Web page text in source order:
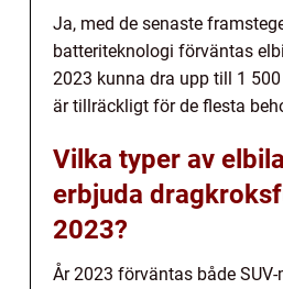
Ja, med de senaste
batteriteknologi förväntas
2023 kunna dra upp till 1
är tillräckligt för de flesta
Vilka typer av
erbjuda
2023?
År 2023 förväntas både